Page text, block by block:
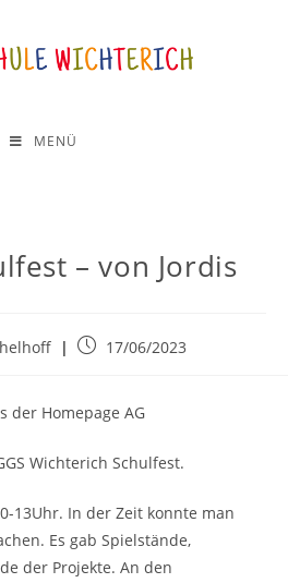
MENÜ
– von Jordis
17/06/2023
der Homepage AG
Wichterich Schulfest.
13Uhr. In der Zeit konnte man
Es gab Spielstände,
der Projekte. An den